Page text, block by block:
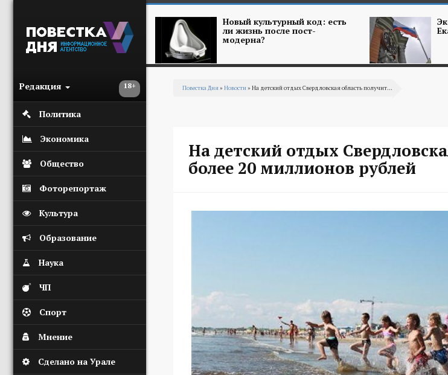
18+
Редакция
Политика
Экономика
Общество
Фоторепортаж
Культура
Образование
Наука
ЧП
Спорт
Мнение
Сделано на Урале
Новый культурный код: есть
ли жизнь после пост-
модерна?
Повестка Дня» Новости» На детский отдых Свердловская область получит...
На детский отдых
более 20 миллионов рублей